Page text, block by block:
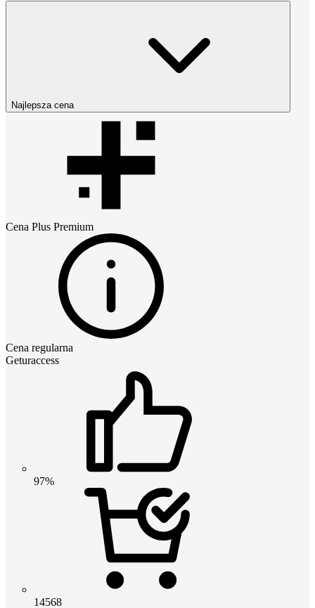
Najlepsza cena
Cena Plus Premium
Cena regularna
Geturaccess
97%
14568